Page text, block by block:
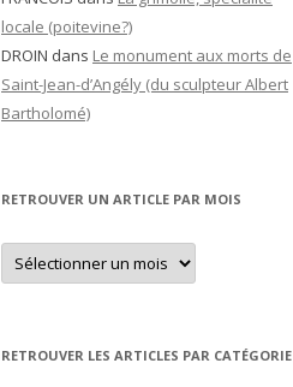
locale (poitevine?)
DROIN dans Le monument aux morts de
Saint-Jean-d’Angély (du sculpteur Albert
Bartholomé)
RETROUVER UN ARTICLE PAR MOIS
Retrouver
un
article
RETROUVER LES ARTICLES PAR CATÉGORIE